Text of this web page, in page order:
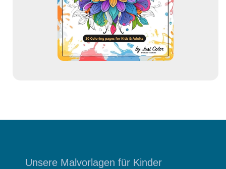
Unsere Malvorlagen für Kinder